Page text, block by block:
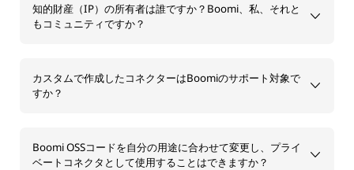
知的財産（IP）の所有者は誰ですか？Boomi、私、それと
もコミュニティですか？
カスタムで作成したコネクターはBoomiのサポート対象で
すか？
Boomi OSSコードを自分の用途に合わせて変更し、プライ
ベートコネクタとして使用することはできますか？